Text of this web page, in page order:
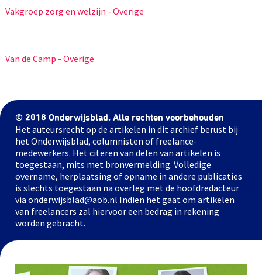
Vakgroep zorg en welzijn - Overige
Van de Camp - Overige
© 2018 Onderwijsblad. Alle rechten voorbehouden
Het auteursrecht op de artikelen in dit archief berust bij
het Onderwijsblad, columnisten of freelance-
medewerkers. Het citeren van delen van artikelen is
toegestaan, mits met bronvermelding. Volledige
overname, herplaatsing of opname in andere publicaties
is slechts toegestaan na overleg met de hoofdredacteur
via onderwijsblad@aob.nl Indien het gaat om artikelen
van freelancers zal hiervoor een bedrag in rekening
worden gebracht.